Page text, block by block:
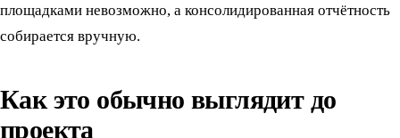
площадками невозможно, а консолидированная отчётность
собирается вручную.
Как это обычно выглядит до
проекта